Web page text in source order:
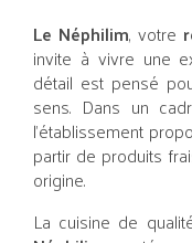
Le Néphilim, votre
invite à vivre une
détail est pensé
sens. Dans un
l’établissement
partir de produits
origine.
La cuisine de